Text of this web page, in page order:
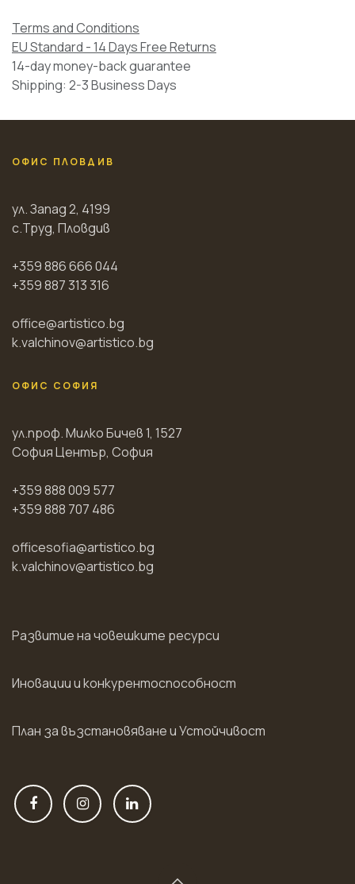
Terms and Conditions
EU Standard - 14 Days Free Returns
14-day money-back guarantee
Shipping: 2-3 Business Days
ОФИС ПЛОВДИВ
ул. Запад 2, 4199
с.Труд, Пловдив
+359 886 666 044
+359 887 313 316
office@artistico.bg
k.valchinov@artistico.bg
ОФИС СОФИЯ
ул.проф. Милко Бичев 1, 1527
София Център, София
+359 888 009 577
+359 888 707 486
officesofia@artistico.bg
k.valchinov@artistico.bg
Развитие на човешките ресурси
Иновации и конкурентоспособност
План за възстановяване и Устойчивост